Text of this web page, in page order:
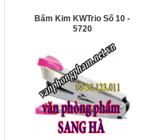
Bấm Kim KWTrio Số 10 -
5720